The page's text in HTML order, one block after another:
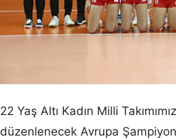
22 Yaş Altı Kadın Milli
düzenlenecek Avrupa